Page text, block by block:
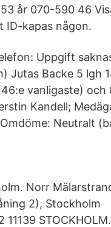
år 070-590 46
ID-kapas någon.
Uppgift
Jutas Backe 5 lgh
vanligaste) och
Kandell;
Neutralt
Norr
2), Stockholm
STOCKHOLM.